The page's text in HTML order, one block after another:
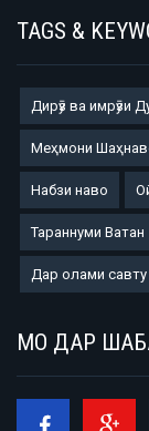
TAGS &
Дирӯз ва имрӯзи
Меҳмони
Набзи наво
Тараннуми Ватан
Дар олами савту
МО ДАР